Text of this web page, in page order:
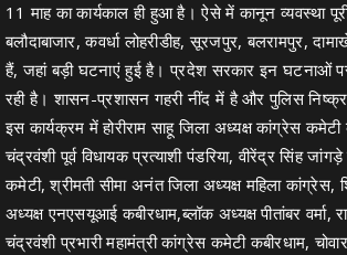
11 माह का कार्यकाल ही हुआ है। ऐसे में कानून व्यवस्था
बलौदाबाजार, कवर्धा लोहरीडीह, सूरजपुर, बलरामपुर,
हैं, जहां बड़ी घटनाएं हुई है। प्रदेश सरकार इन घटनाओं
रही है। शासन-प्रशासन गहरी नींद में है और पुलिस
इस कार्यक्रम में होरीराम साहू जिला अध्यक्ष कांग्रेस
चंद्रवंशी पूर्व विधायक प्रत्याशी पंडरिया, वीरेंद्र सिंह
कमेटी, श्रीमती सीमा अनंत जिला अध्यक्ष महिला कांग्रेस,
अध्यक्ष एनएसयूआई कबीरधाम,ब्लॉक अध्यक्ष पीतांबर वर्मा,
चंद्रवंशी प्रभारी महामंत्री कांग्रेस कमेटी कबीरधाम,